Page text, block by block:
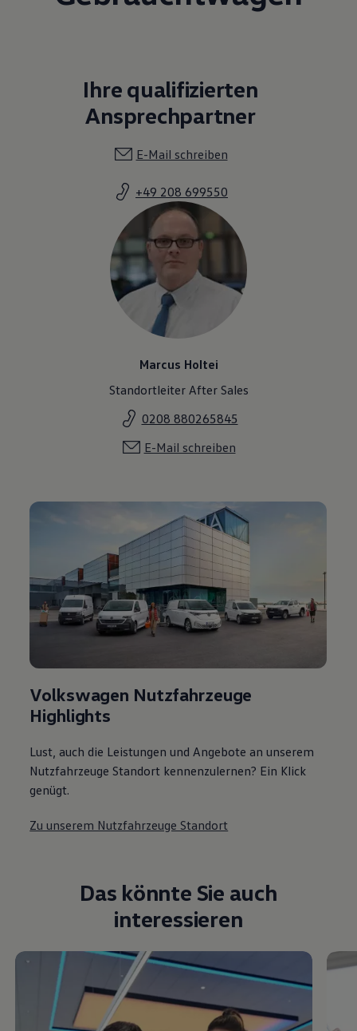
Ihre qualifizierten
Ansprechpartner
E-Mail schreiben
+49 208 699550
Marcus Holtei
Standortleiter After Sales
0208 880265845
E-Mail schreiben
Volkswagen Nutzfahrzeuge
Highlights
Lust, auch die Leistungen und Angebote an unserem
Nutzfahrzeuge Standort kennenzulernen? Ein Klick
genügt.
Zu unserem Nutzfahrzeuge Standort
Das könnte Sie auch
interessieren